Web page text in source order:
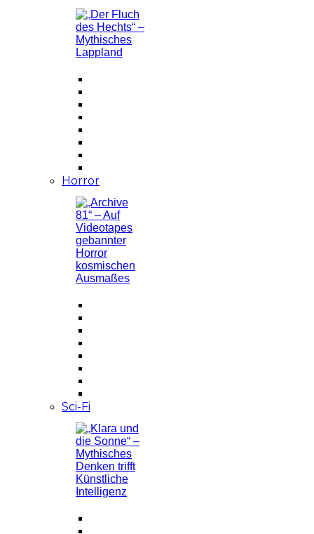
Horror
Sci-Fi